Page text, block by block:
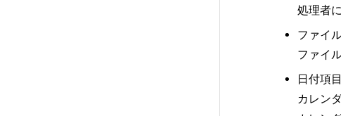
処理者
ファイ
ファイ
日付項目
カレン